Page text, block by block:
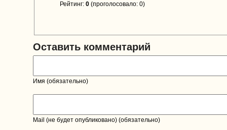
Рейтинг: 0 (проголосовало: 0)
Оставить комментарий
Имя (обязательно)
Mail (не будет опубликовано) (обязательно)